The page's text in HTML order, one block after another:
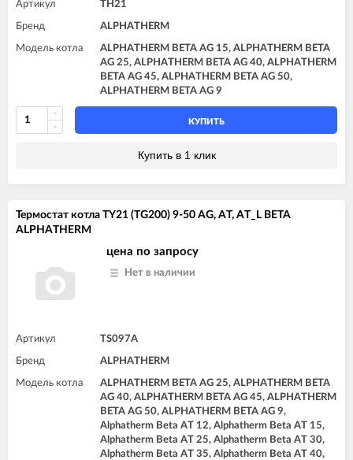
Артикул TH21
Бренд ALPHATHERM
Модель котла
ALPHATHERM BETA AG 15, ALPHATHERM BETA
AG 25, ALPHATHERM BETA AG 40, ALPHATHERM
BETA AG 45, ALPHATHERM BETA AG 50,
ALPHATHERM BETA AG 9
КУПИТЬ
Купить в 1 клик
Термостат котла TY21 (TG200) 9-50 AG, AT, AT_L BETA
ALPHATHERM
цена по запросу
Нет в наличии
Артикул TS097A
Бренд ALPHATHERM
Модель котла
ALPHATHERM BETA AG 25, ALPHATHERM BETA
AG 40, ALPHATHERM BETA AG 45, ALPHATHERM
BETA AG 50, ALPHATHERM BETA AG 9,
Alphatherm Beta AT 12, Alphatherm Beta AT 15,
Alphatherm Beta AT 25, Alphatherm Beta AT 30,
Alphatherm Beta AT 35, Alphatherm Beta AT 40,